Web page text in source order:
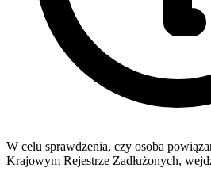
W celu sprawdzenia, czy osoba
Krajowym Rejestrze Zadłużonych,